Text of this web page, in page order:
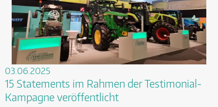
03.06.2025
15 Statements im Rahmen der Testimonial-
Kampagne veröffentlicht